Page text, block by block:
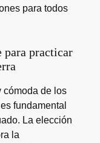
para todos
practicar
cómoda de los
fundamental
La elección
la